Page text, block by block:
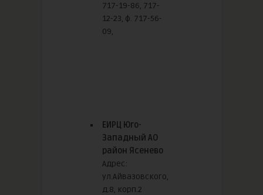
717-19-86, 717-
12-23, ф. 717-56-
09,
ЕИРЦ Юго-
Западный АО
район Ясенево
Адрес:
ул.Айвазовского,
д.8, корп.2